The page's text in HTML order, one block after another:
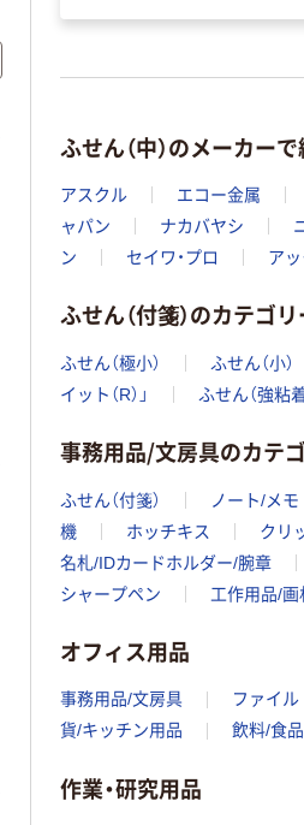
ふせん（中）のメーカー
アスクル エコー金属
ャパン
ナカバヤシ
ン
セイワ・プロ ア
ふせん（付箋）のカテゴ
ふせん（極小） ふせん（小）
イット（R）」
ふせん（強粘着
事務用品/文房具のカテ
ふせん（付箋） ノート/メモ
機
ホッチキス クリ
名札/IDカードホルダー/腕章
シャープペン
工作用品/画
オフィス用品
事務用品/文房具 ファイル
貨/キッチン用品
飲料/食
作業・研究用品
ップアップふせ
ん 付箋 強粘着・
再生紙 詰替用
75×25mm
￥851~ （税込）
スリーエム(3M)
せん 付箋 強粘
着 ノート
75mm×25mm
シトロン
500SS-CNY 1パ
カゴへ
オリジナル
【強粘着】アスク
ん パワーパス
テル
75×25mm
￥297~
本気プライス
ル 強粘着ふせ
ん パステルカ
50×50mm